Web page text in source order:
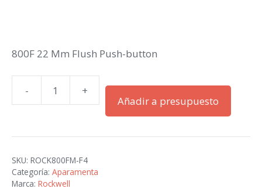
800F 22 Mm Flush Push-button
-
800F
22
Flush
+
Añadir a presupuesto
SKU: ROCK800FM-F4
Categoría: Aparamenta
Marca: Rockwell